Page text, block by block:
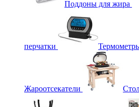
Поддоны для жира
перчатки
Жароотсекатели